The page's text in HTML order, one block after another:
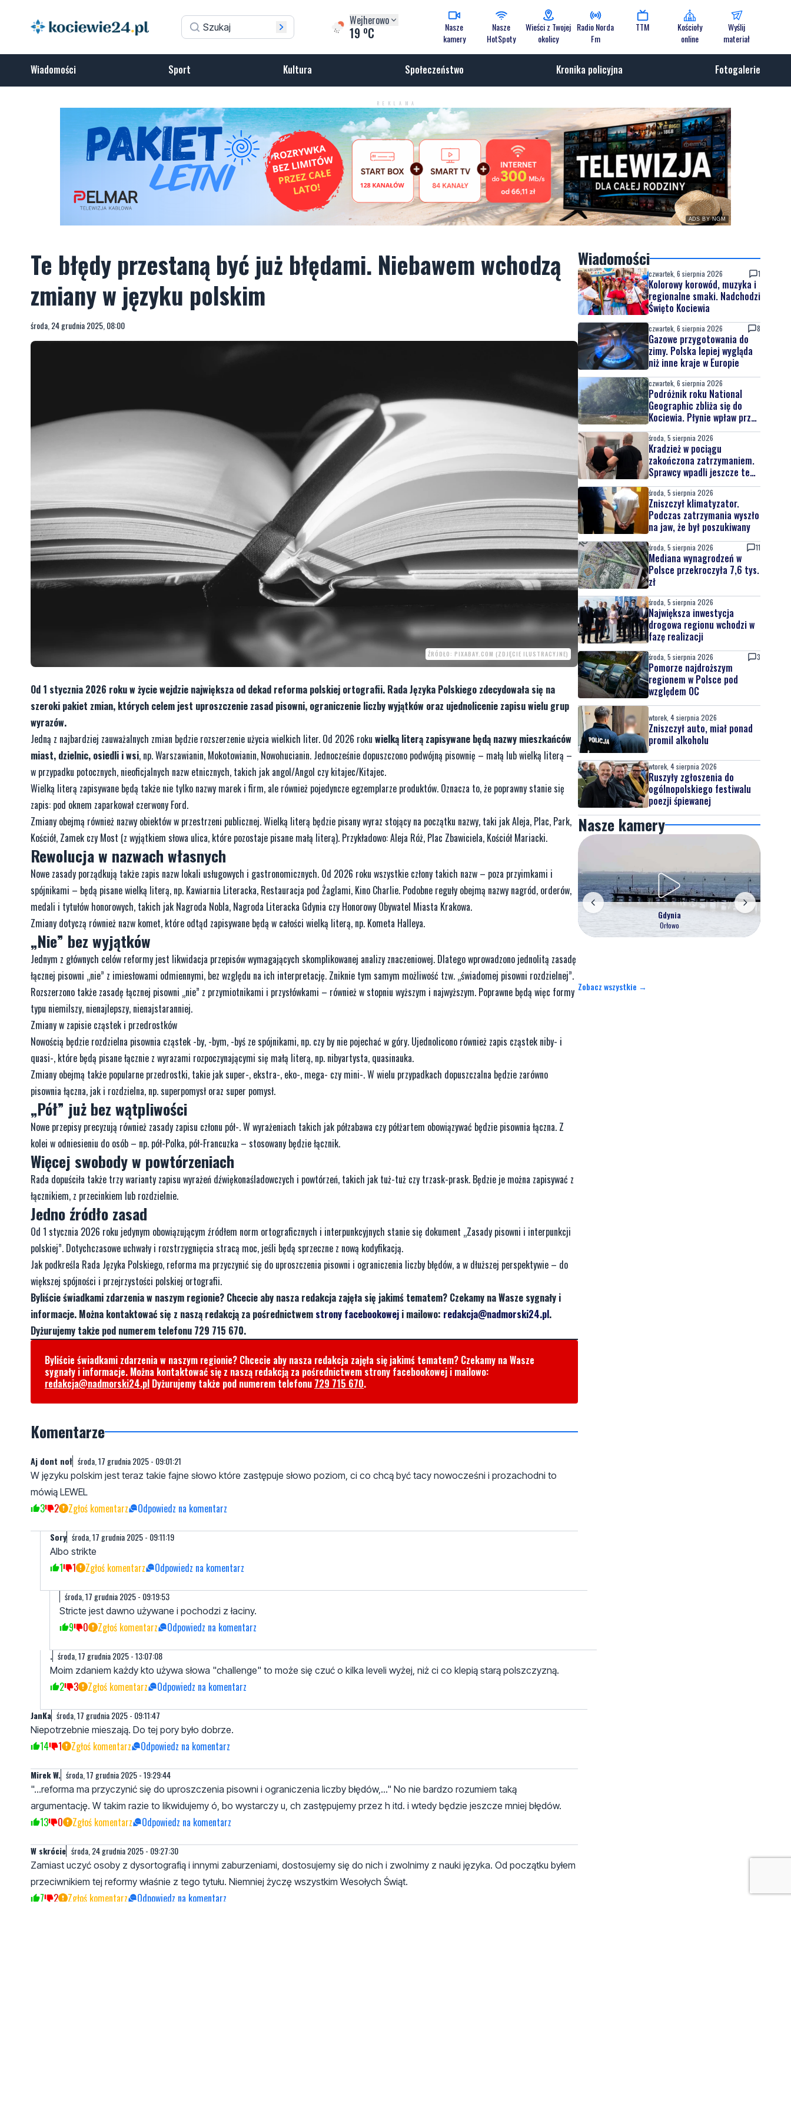
Wejherowo
19 oC
Nasze
kamery
Nasze
HotSpoty
Wieści z Twojej
okolicy
Radio Norda
Fm
TTM
Kościoły
online
Wyślij
materiał
Wiadomości Sport Kultura Społeczeństwo Kronika policyjna Fotogalerie
REKLAMA
ADS BY NGM
Te błędy przestaną być już błędami. Niebawem wchodzą
zmiany w języku polskim
środa, 24 grudnia 2025, 08:00
ŹRÓDŁO: PIXABAY.COM (ZDJĘCIE ILUSTRACYJNE)
Od 1 stycznia 2026 roku w życie wejdzie największa od dekad reforma polskiej ortografii. Rada Języka Polskiego zdecydowała się na
szeroki pakiet zmian, których celem jest uproszczenie zasad pisowni, ograniczenie liczby wyjątków oraz ujednolicenie zapisu wielu grup
wyrazów.
Jedną z najbardziej zauważalnych zmian będzie rozszerzenie użycia wielkich liter. Od 2026 roku wielką literą zapisywane będą nazwy mieszkańców
miast, dzielnic, osiedli i wsi, np. Warszawianin, Mokotowianin, Nowohucianin. Jednocześnie dopuszczono podwójną pisownię – małą lub wielką literą –
w przypadku potocznych, nieoficjalnych nazw etnicznych, takich jak angol/Angol czy kitajec/Kitajec.
Wielką literą zapisywane będą także nie tylko nazwy marek i firm, ale również pojedyncze egzemplarze produktów. Oznacza to, że poprawny stanie się
zapis: pod oknem zaparkował czerwony Ford.
Zmiany obejmą również nazwy obiektów w przestrzeni publicznej. Wielką literą będzie pisany wyraz stojący na początku nazwy, taki jak Aleja, Plac, Park,
Kościół, Zamek czy Most (z wyjątkiem słowa ulica, które pozostaje pisane małą literą). Przykładowo: Aleja Róż, Plac Zbawiciela, Kościół Mariacki.
Rewolucja w nazwach własnych
Nowe zasady porządkują także zapis nazw lokali usługowych i gastronomicznych. Od 2026 roku wszystkie człony takich nazw – poza przyimkami i
spójnikami – będą pisane wielką literą, np. Kawiarnia Literacka, Restauracja pod Żaglami, Kino Charlie. Podobne reguły obejmą nazwy nagród, orderów,
medali i tytułów honorowych, takich jak Nagroda Nobla, Nagroda Literacka Gdynia czy Honorowy Obywatel Miasta Krakowa.
Zmiany dotyczą również nazw komet, które odtąd zapisywane będą w całości wielką literą, np. Kometa Halleya.
„Nie” bez wyjątków
Jednym z głównych celów reformy jest likwidacja przepisów wymagających skomplikowanej analizy znaczeniowej. Dlatego wprowadzono jednolitą zasadę
łącznej pisowni „nie” z imiesłowami odmiennymi, bez względu na ich interpretację. Zniknie tym samym możliwość tzw. „świadomej pisowni rozdzielnej”.
Rozszerzono także zasadę łącznej pisowni „nie” z przymiotnikami i przysłówkami – również w stopniu wyższym i najwyższym. Poprawne będą więc formy
typu niemilszy, nienajlepszy, nienajstaranniej.
Zmiany w zapisie cząstek i przedrostków
Nowością będzie rozdzielna pisownia cząstek -by, -bym, -byś ze spójnikami, np. czy by nie pojechać w góry. Ujednolicono również zapis cząstek niby- i
quasi-, które będą pisane łącznie z wyrazami rozpoczynającymi się małą literą, np. nibyartysta, quasinauka.
Zmiany obejmą także popularne przedrostki, takie jak super-, ekstra-, eko-, mega- czy mini-. W wielu przypadkach dopuszczalna będzie zarówno
pisownia łączna, jak i rozdzielna, np. superpomysł oraz super pomysł.
„Pół” już bez wątpliwości
Nowe przepisy precyzują również zasady zapisu członu pół-. W wyrażeniach takich jak półzabawa czy półżartem obowiązywać będzie pisownia łączna. Z
kolei w odniesieniu do osób – np. pół-Polka, pół-Francuzka – stosowany będzie łącznik.
Więcej swobody w powtórzeniach
Rada dopuściła także trzy warianty zapisu wyrażeń dźwiękonaśladowczych i powtórzeń, takich jak tuż-tuż czy trzask-prask. Będzie je można zapisywać z
łącznikiem, z przecinkiem lub rozdzielnie.
Jedno źródło zasad
Od 1 stycznia 2026 roku jedynym obowiązującym źródłem norm ortograficznych i interpunkcyjnych stanie się dokument „Zasady pisowni i interpunkcji
polskiej”. Dotychczasowe uchwały i rozstrzygnięcia stracą moc, jeśli będą sprzeczne z nową kodyfikacją.
Jak podkreśla Rada Języka Polskiego, reforma ma przyczynić się do uproszczenia pisowni i ograniczenia liczby błędów, a w dłuższej perspektywie – do
większej spójności i przejrzystości polskiej ortografii.
Byliście świadkami zdarzenia w naszym regionie? Chcecie aby nasza redakcja zajęła się jakimś tematem? Czekamy na Wasze sygnały i
informacje. Można kontaktować się z naszą redakcją za pośrednictwem strony facebookowej i mailowo: redakcja@nadmorski24.pl.
Dyżurujemy także pod numerem telefonu 729 715 670.
Byliście świadkami zdarzenia w naszym regionie? Chcecie aby nasza redakcja zajęła się jakimś tematem? Czekamy na Wasze
sygnały i informacje. Można kontaktować się z naszą redakcją za pośrednictwem strony facebookowej i mailowo:
redakcja@nadmorski24.pl Dyżurujemy także pod numerem telefonu 729 715 670.
Komentarze
Aj dont noł środa, 17 grudnia 2025 - 09:01:21
W języku polskim jest teraz takie fajne słowo które zastępuje słowo poziom, ci co chcą być tacy nowocześni i prozachodni to
mówią LEWEL
3 2 Zgłoś komentarz Odpowiedz na komentarz
Sory środa, 17 grudnia 2025 - 09:11:19
Albo strikte
1 1 Zgłoś komentarz Odpowiedz na komentarz
środa, 17 grudnia 2025 - 09:19:53
Stricte jest dawno używane i pochodzi z łaciny.
9 0 Zgłoś komentarz Odpowiedz na komentarz
. środa, 17 grudnia 2025 - 13:07:08
Moim zdaniem każdy kto używa słowa "challenge" to może się czuć o kilka leveli wyżej, niż ci co klepią starą polszczyzną.
2 3 Zgłoś komentarz Odpowiedz na komentarz
JanKa środa, 17 grudnia 2025 - 09:11:47
Niepotrzebnie mieszają. Do tej pory było dobrze.
14 1 Zgłoś komentarz Odpowiedz na komentarz
Mirek W. środa, 17 grudnia 2025 - 19:29:44
"...reforma ma przyczynić się do uproszczenia pisowni i ograniczenia liczby błędów,..." No nie bardzo rozumiem taką
argumentację. W takim razie to likwidujemy ó, bo wystarczy u, ch zastępujemy przez h itd. i wtedy będzie jeszcze mniej błędów.
13 0 Zgłoś komentarz Odpowiedz na komentarz
W skrócie środa, 24 grudnia 2025 - 09:27:30
Zamiast uczyć osoby z dysortografią i innymi zaburzeniami, dostosujemy się do nich i zwolnimy z nauki języka. Od początku byłem
przeciwnikiem tej reformy właśnie z tego tytułu. Niemniej życzę wszystkim Wesołych Świąt.
7 2 Zgłoś komentarz Odpowiedz na komentarz
Wiadomości
czwartek, 6 sierpnia 2026 1
Kolorowy korowód, muzyka i
regionalne smaki. Nadchodzi
Święto Kociewia
czwartek, 6 sierpnia 2026 8
Gazowe przygotowania do
zimy. Polska lepiej wygląda
niż inne kraje w Europie
czwartek, 6 sierpnia 2026
Podróżnik roku National
Geographic zbliża się do
Kociewia. Płynie wpław przez
całą Wisłę
środa, 5 sierpnia 2026
Kradzież w pociągu
zakończona zatrzymaniem.
Sprawcy wpadli jeszcze tego
samego dnia
środa, 5 sierpnia 2026
Zniszczył klimatyzator.
Podczas zatrzymania wyszło
na jaw, że był poszukiwany
środa, 5 sierpnia 2026 11
Mediana wynagrodzeń w
Polsce przekroczyła 7,6 tys.
zł
środa, 5 sierpnia 2026
Największa inwestycja
drogowa regionu wchodzi w
fazę realizacji
środa, 5 sierpnia 2026 3
Pomorze najdroższym
regionem w Polsce pod
względem OC
wtorek, 4 sierpnia 2026
Zniszczył auto, miał ponad
promil alkoholu
wtorek, 4 sierpnia 2026
Ruszyły zgłoszenia do
ogólnopolskiego festiwalu
poezji śpiewanej
Nasze kamery
Gdynia
Orłowo
Zobacz wszystkie →